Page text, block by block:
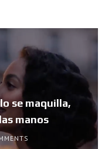
se maquilla,
manos